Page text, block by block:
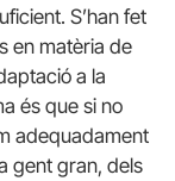
S’han fet
en matèria de
a la
és que si no
adequadament
gent gran, dels